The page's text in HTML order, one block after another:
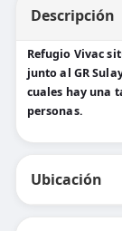
Descripción
Refugio Vivac
junto al GR
cuales hay una
personas.
Ubicación